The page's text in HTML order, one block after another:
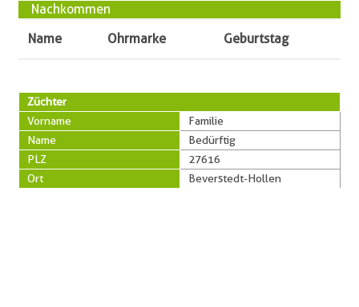
Nachkommen
Name
Ohrmarke Geburtstag
Züchter
Vorname
Familie
Name
Bedürftig
PLZ
27616
Ort
Beverstedt-Hollen